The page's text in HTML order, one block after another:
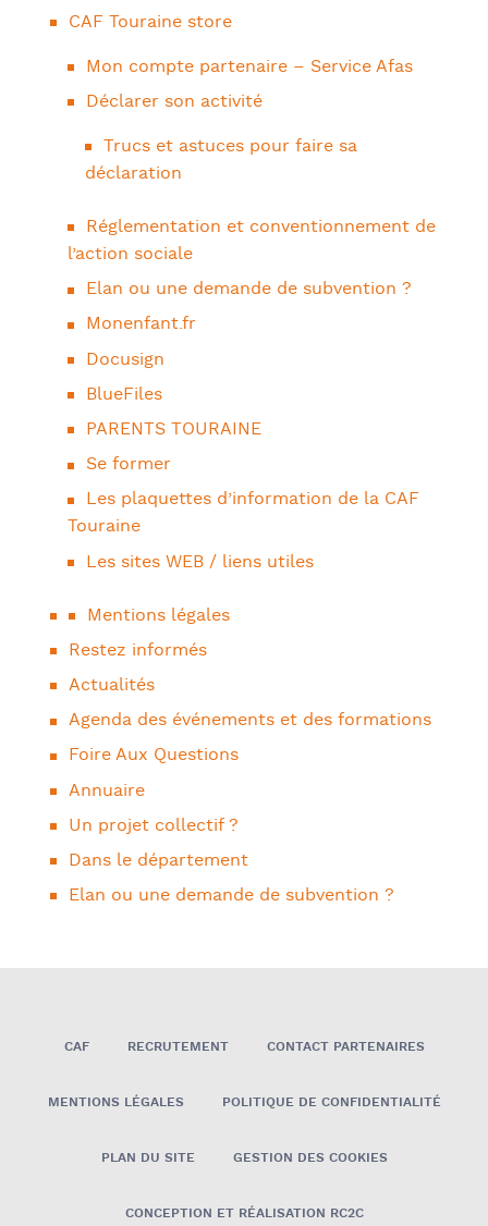
CAF Touraine store
Mon compte partenaire – Service Afas
Déclarer son activité
Trucs et astuces pour faire sa
déclaration
Réglementation et conventionnement de
l’action sociale
Elan ou une demande de subvention ?
Monenfant.fr
Docusign
BlueFiles
PARENTS TOURAINE
Se former
Les plaquettes d’information de la CAF
Touraine
Les sites WEB / liens utiles
Mentions légales
Restez informés
Actualités
Agenda des événements et des formations
Foire Aux Questions
Annuaire
Un projet collectif ?
Dans le département
Elan ou une demande de subvention ?
CAF RECRUTEMENT CONTACT PARTENAIRES
MENTIONS LÉGALES POLITIQUE DE CONFIDENTIALITÉ
PLAN DU SITE GESTION DES COOKIES
CONCEPTION ET RÉALISATION RC2C